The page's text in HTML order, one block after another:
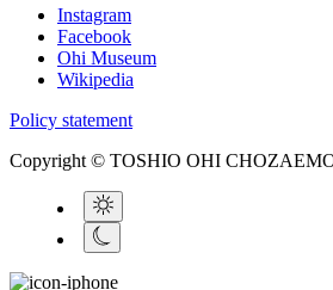
Instagram
Facebook
Ohi Museum
Wikipedia
Policy statement
Copyright © TOSHIO OHI